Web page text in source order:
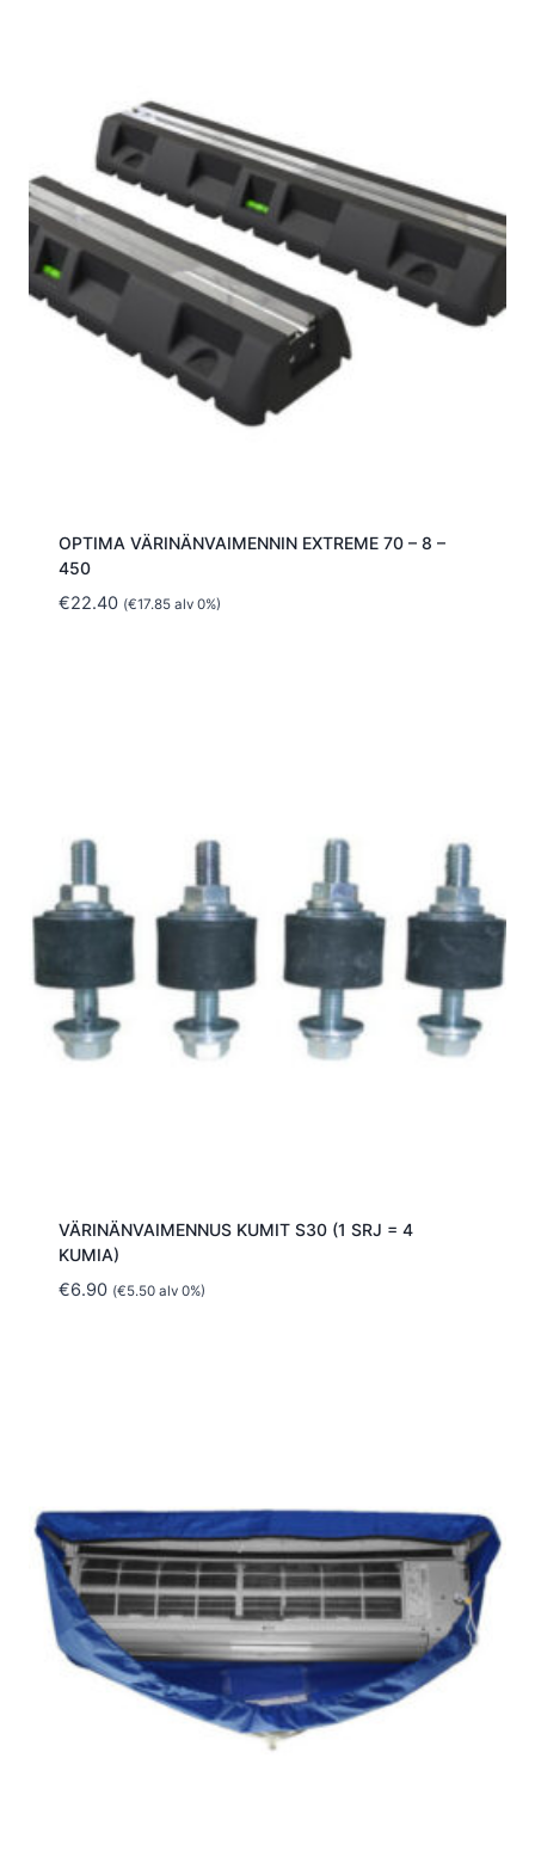
OPTIMA VÄRINÄNVAIMENNIN EXTREME 70 – 8 –
450
€22.40 (€17.85alv 0%)
VÄRINÄNVAIMENNUS KUMIT S30 (1 SRJ = 4
KUMIA)
€6.90 (€5.50alv 0%)